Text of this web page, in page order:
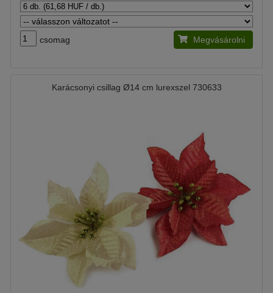
csomag Megvásárolni
Karácsonyi csillag Ø14 cm lurexszel 730633